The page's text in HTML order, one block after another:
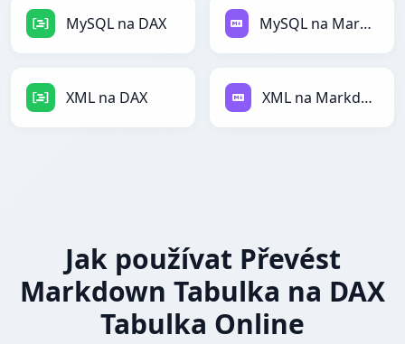
MySQL na DAX MySQL na Markdown
XML na DAX XML na Markdown
Jak používat Převést
Markdown Tabulka na DAX
Tabulka Online